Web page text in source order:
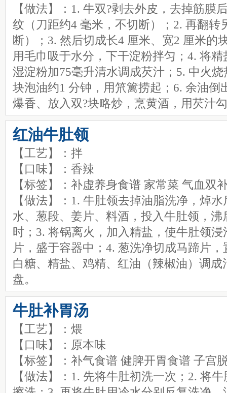
【做法】：1. 牛双?剥去外皮，去掉筋膜
纹（刀距约4 毫米，不切断）；2. 再翻转
断）；3. 然后切成长4 厘米、宽2 厘米的
用毛巾吸于水分，下干淀粉拌匀；4. 将
湿淀粉加75毫升清水调成芡汁；5. 中火
块泡油约1 分钟，用笊篱捞起；6. 余油
爆香、放入双?块略炒，烹黄酒，用芡汁
红油牛肚领
【工艺】：拌
【口味】：香辣
【标签】：补虚养身食谱 家常菜 气血双
【做法】：1. 牛肚领去掉油脂洗净，焯
水、葱段、姜片、料酒，投入牛肚领，
时；3. 将锅离火，加入精盐，使牛肚领
片，盛于容器中；4. 葱洗净切成马蹄片
白糖、精盐、鸡精、红油（辣椒油）调
盘。
牛肚补胃汤
【工艺】：煨
【口味】：原本味
【标签】：补气食谱 健脾开胃食谱 子宫
【做法】：1. 先将牛肚初洗一次；2. 将